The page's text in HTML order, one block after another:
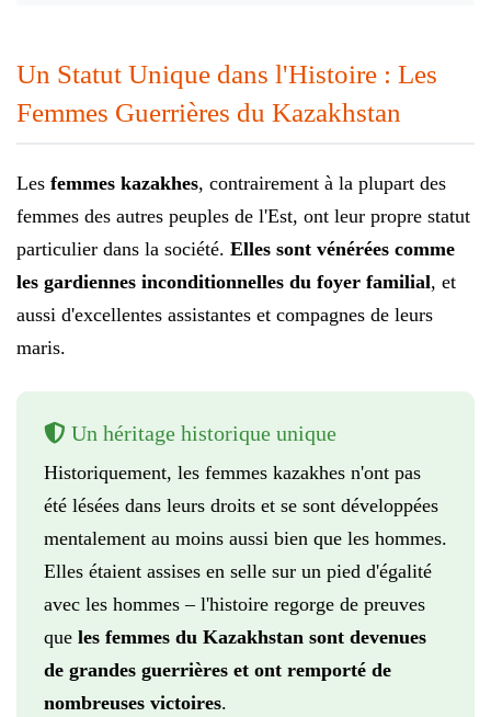
Un Statut Unique dans l'Histoire : Les
Femmes Guerrières du Kazakhstan
Les femmes kazakhes, contrairement à la plupart des
femmes des autres peuples de l'Est, ont leur propre statut
particulier dans la société. Elles sont vénérées comme
les gardiennes inconditionnelles du foyer familial, et
aussi d'excellentes assistantes et compagnes de leurs
maris.
Un héritage historique unique
Historiquement, les femmes kazakhes n'ont pas
été lésées dans leurs droits et se sont développées
mentalement au moins aussi bien que les hommes.
Elles étaient assises en selle sur un pied d'égalité
avec les hommes – l'histoire regorge de preuves
que les femmes du Kazakhstan sont devenues
de grandes guerrières et ont remporté de
nombreuses victoires.